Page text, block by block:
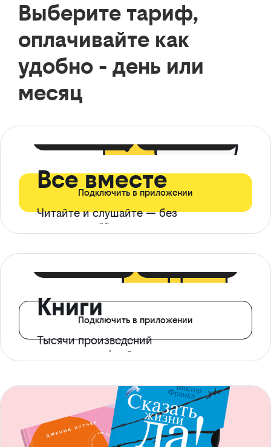
Выберите тариф,
оплачивайте как
удобно - день или
месяц
Все вместе
Читайте и слушайте — без
ограничений*
Подключить в приложении
Книги
Тысячи произведений
с доступом офлайн
Подключить в приложении